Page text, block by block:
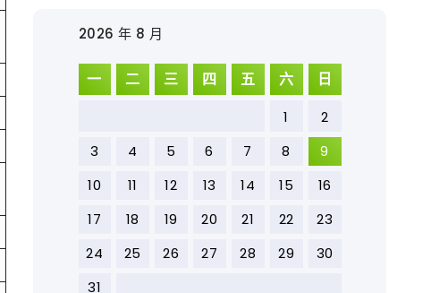
2026 年 8 月
一 二 三 四 五 六 日
1
2
3
4 5 6 7 8
9
10
11 12 13 14 15
16
17
18 19 20 21 22
23
24
25 26 27 28 29
30
31